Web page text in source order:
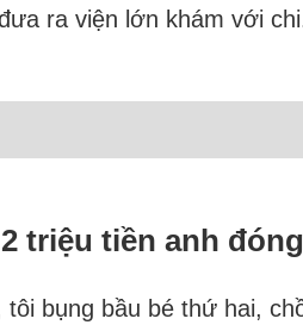
ra viện lớn khám với
triệu tiền anh
bụng bầu bé thứ hai,